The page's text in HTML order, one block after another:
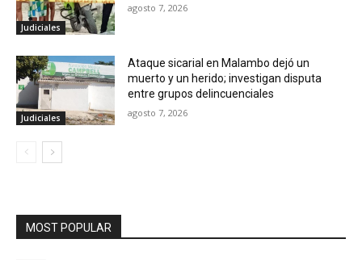
Judiciales
agosto 7, 2026
Judiciales
Ataque sicarial en Malambo dejó un
muerto y un herido; investigan disputa
entre grupos delincuenciales
agosto 7, 2026
MOST POPULAR